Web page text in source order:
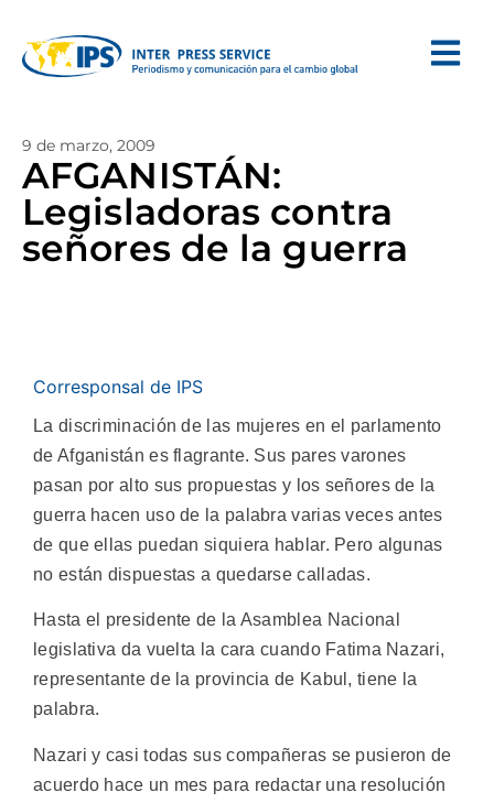
9 de marzo, 2009
AFGANISTÁN:
Legisladoras contra
señores de la guerra
Corresponsal de IPS
La discriminación de las mujeres en el parlamento
de Afganistán es flagrante. Sus pares varones
pasan por alto sus propuestas y los señores de la
guerra hacen uso de la palabra varias veces antes
de que ellas puedan siquiera hablar. Pero algunas
no están dispuestas a quedarse calladas.
Hasta el presidente de la Asamblea Nacional
legislativa da vuelta la cara cuando Fatima Nazari,
representante de la provincia de Kabul, tiene la
palabra.
Nazari y casi todas sus compañeras se pusieron de
acuerdo hace un mes para redactar una resolución